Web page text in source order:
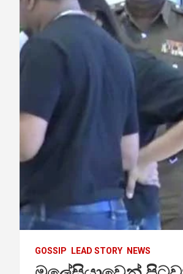
GOSSIP LEAD STORY NEWS